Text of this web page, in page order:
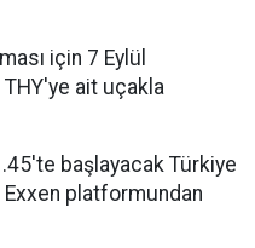
için 7 Eylül
ait uçakla
başlayacak Türkiye
platformundan